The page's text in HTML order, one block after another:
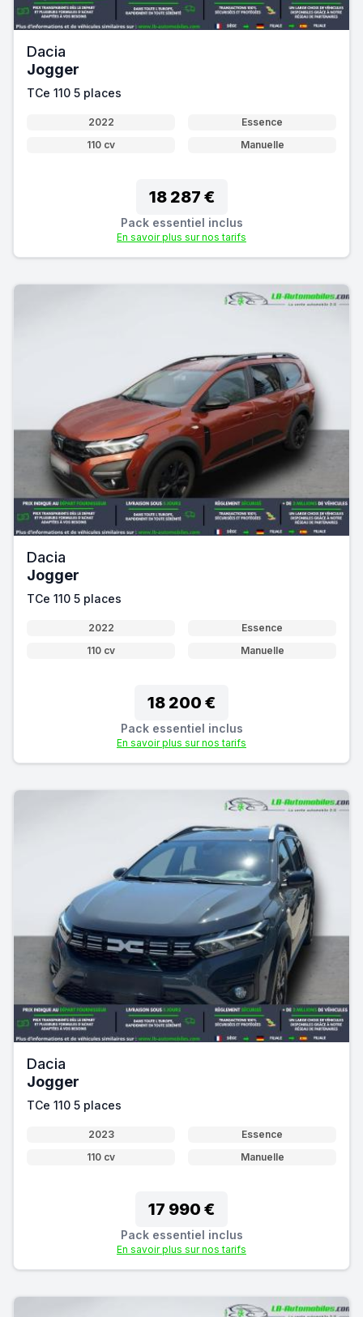
Dacia
Jogger
TCe 110 5 places
2022
Essence
110 cv
Manuelle
18 287 €
Pack essentiel inclus
En savoir plus sur nos tarifs
Dacia
Jogger
TCe 110 5 places
2022
Essence
110 cv
Manuelle
18 200 €
Pack essentiel inclus
En savoir plus sur nos tarifs
Dacia
Jogger
TCe 110 5 places
2023
Essence
110 cv
Manuelle
17 990 €
Pack essentiel inclus
En savoir plus sur nos tarifs